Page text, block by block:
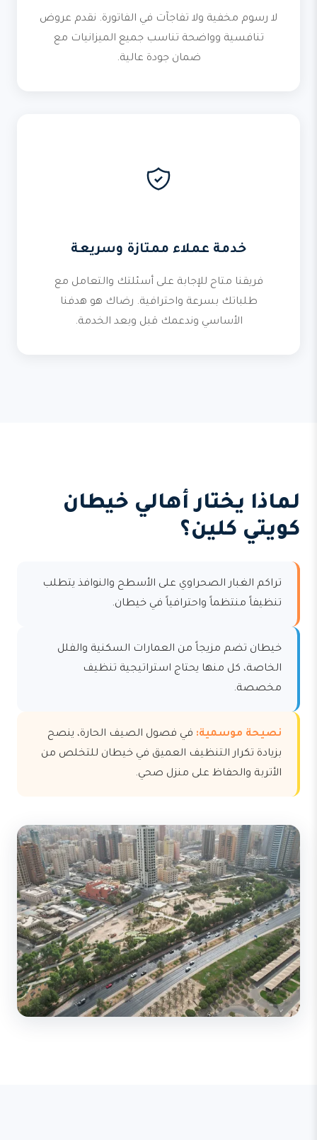
لا رسوم مخفية ولا تفاجآت في الفاتورة. نقدم عروض
تنافسية وواضحة تناسب جميع الميزانيات مع
ضمان جودة عالية.
خدمة عملاء ممتازة وسريعة
فريقنا متاح للإجابة على أسئلتك والتعامل مع
طلباتك بسرعة واحترافية. رضاك هو هدفنا
الأساسي وندعمك قبل وبعد الخدمة.
لماذا يختار أهالي خيطان
كويتي كلين؟
تراكم الغبار الصحراوي على الأسطح والنوافذ يتطلب
تنظيفاً منتظماً واحترافياً في خيطان.
خيطان تضم مزيجاً من العمارات السكنية والفلل
الخاصة، كل منها يحتاج استراتيجية تنظيف
مخصصة.
نصيحة موسمية: في فصول الصيف الحارة، ينصح
بزيادة تكرار التنظيف العميق في خيطان للتخلص من
الأتربة والحفاظ على منزل صحي.